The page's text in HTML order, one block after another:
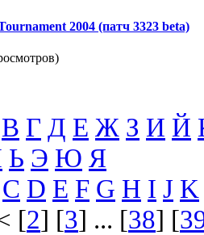
2004 (патч 3323 beta)
В Г Д Е Ж З И Й
Ь Э Ю Я
C D E F G H I J K
[2] [3] ... [38] [